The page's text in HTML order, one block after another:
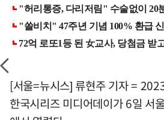
[서울=뉴시스] 류현주 기자 =
한국시리즈 미디어데이가 6일 서